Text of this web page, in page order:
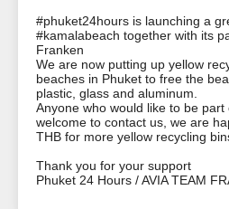
#phuket24hours is launching a
#kamalabeach together with its
Franken
We are now putting up yellow
beaches in Phuket to free the
plastic, glass and aluminum.
Anyone who would like to be
welcome to contact us, we are
THB for more yellow recycling
Thank you for your support
Phuket 24 Hours / AVIA TEAM